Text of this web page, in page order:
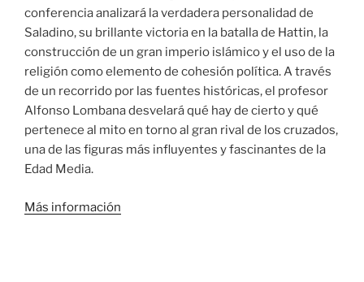
conferencia analizará la verdadera personalidad de
Saladino, su brillante victoria en la batalla de Hattin, la
construcción de un gran imperio islámico y el uso de la
religión como elemento de cohesión política. A través
de un recorrido por las fuentes históricas, el profesor
Alfonso Lombana desvelará qué hay de cierto y qué
pertenece al mito en torno al gran rival de los cruzados,
una de las figuras más influyentes y fascinantes de la
Edad Media.
Más información